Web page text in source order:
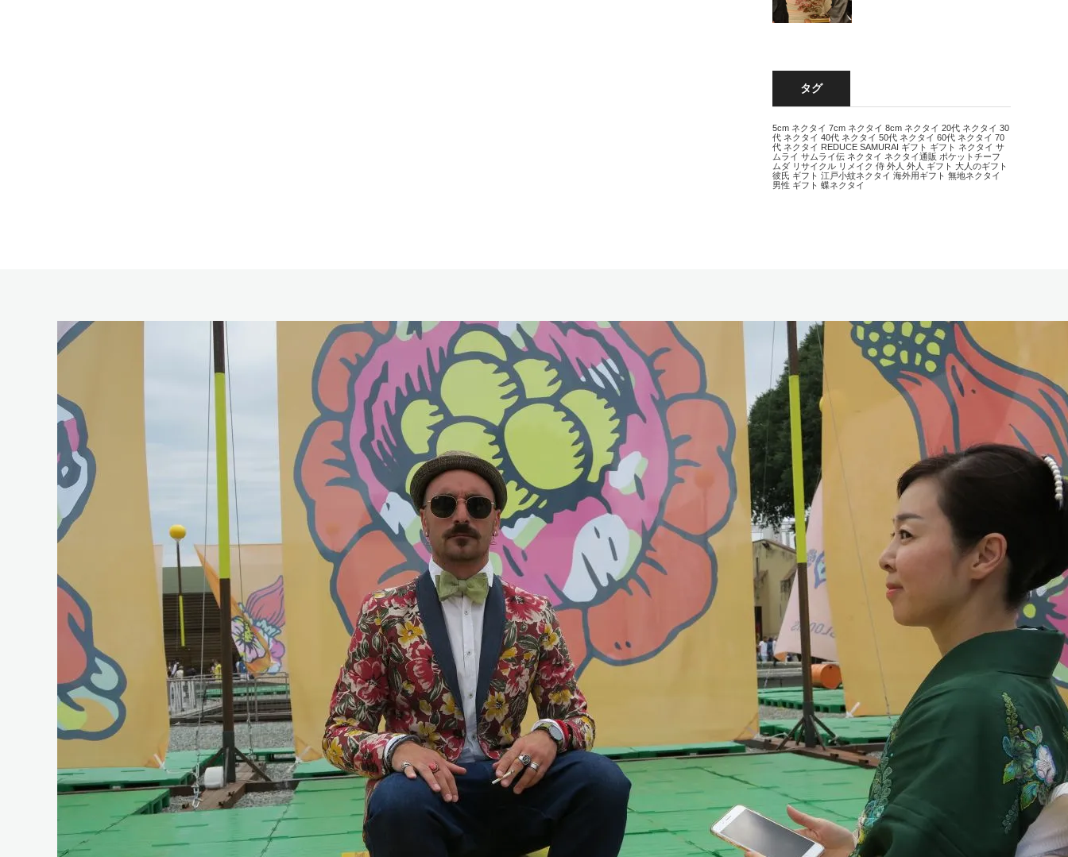
タグ
5cm ネクタイ 7cm ネクタイ 8cm ネクタイ 20代 ネクタイ 30
代 ネクタイ 40代 ネクタイ 50代 ネクタイ 60代 ネクタイ 70
代 ネクタイ REDUCE SAMURAI ギフト ギフト ネクタイ サ
ムライ サムライ伝 ネクタイ ネクタイ通販 ポケットチーフ
ムダ リサイクル リメイク 侍 外人 外人 ギフト 大人のギフト
彼氏 ギフト 江戸小紋ネクタイ 海外用ギフト 無地ネクタイ
男性 ギフト 蝶ネクタイ